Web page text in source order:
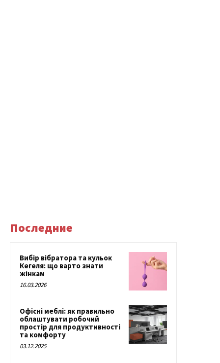
Последние
Вибір вібратора та кульок
Кегеля: що варто знати
жінкам
16.03.2026
Офісні меблі: як правильно
облаштувати робочий
простір для продуктивності
та комфорту
03.12.2025